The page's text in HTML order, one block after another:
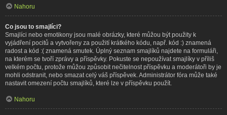
Nahoru
Co jsou to smajlíci?
Smajlíci nebo emotikony jsou malé obrázky, které můžou být použity k
vyjádření pocitů a vytvořeny za použití krátkého kódu, např. kód :) znamená
radost a kód :( znamená smutek. Úplný seznam smajlíků najdete na formuláři,
na kterém se tvoří zprávy a příspěvky. Pokuste se nepoužívat smajlíky v příliš
velkém počtu, protože můžou způsobit nečitelnost příspěvku a moderátoři by je
mohli odstranit, nebo smazat celý váš příspěvek. Administrátor fóra může také
nastavit omezení počtu smajlíků, které lze v příspěvku použít.
Nahoru